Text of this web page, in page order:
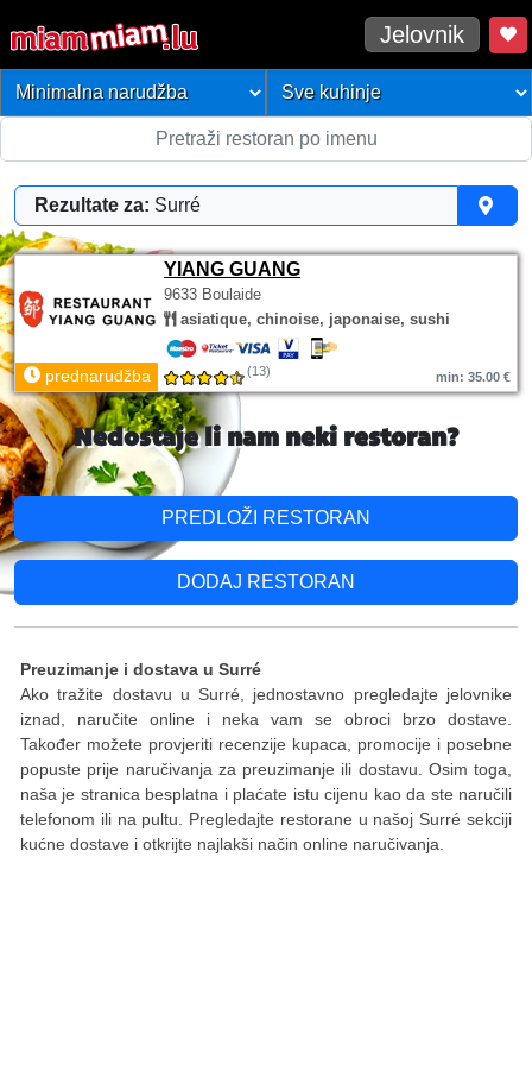
Jelovnik
Rezultate za: Surré
YIANG GUANG
9633 Boulaide
asiatique, chinoise, japonaise, sushi
prednarudžba (13) min: 35.00 €
Nedostaje li nam neki restoran?
PREDLOŽI RESTORAN
DODAJ RESTORAN
Preuzimanje i dostava u Surré
Ako tražite dostavu u Surré, jednostavno pregledajte jelovnike
iznad, naručite online i neka vam se obroci brzo dostave.
Također možete provjeriti recenzije kupaca, promocije i posebne
popuste prije naručivanja za preuzimanje ili dostavu. Osim toga,
naša je stranica besplatna i plaćate istu cijenu kao da ste naručili
telefonom ili na pultu. Pregledajte restorane u našoj Surré sekciji
kućne dostave i otkrijte najlakši način online naručivanja.